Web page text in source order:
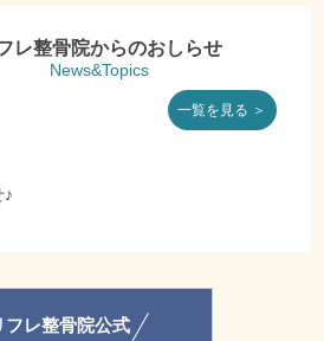
レ整骨院からのおしらせ
News&Topics
一覧を見る ＞
フレ整骨院公式